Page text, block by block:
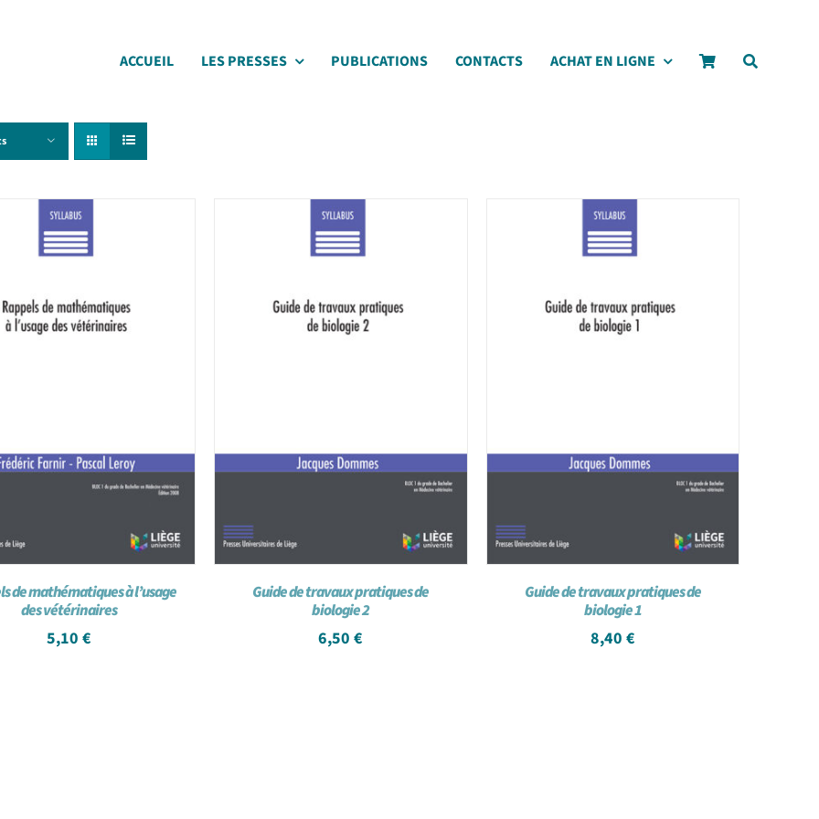
ACCUEIL LES PRESSES PUBLICATIONS CONTACTS ACHAT EN LIGNE
de mathématiques à l’usage
des vétérinaires
5,10 €
Guide de travaux pratiques de
biologie 2
6,50€
Guide de travaux pratiques de
biologie 1
8,40 €